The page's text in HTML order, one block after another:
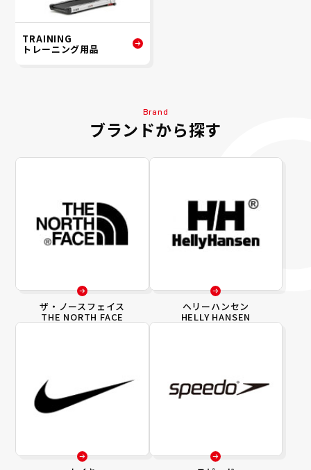
TRAINING
トレーニング用品
Brand
ブランドから探す
ザ・ノースフェイス
THE NORTH FACE
ヘリーハンセン
HELLY HANSEN